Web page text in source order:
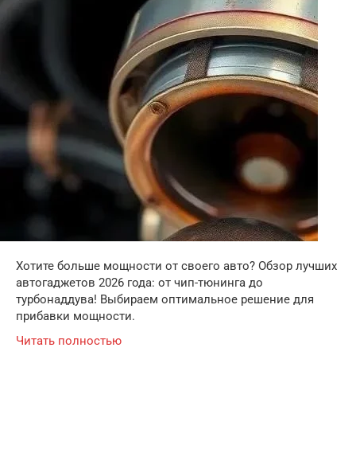
Хотите больше мощности от своего авто? Обзор лучших
автогаджетов 2026 года: от чип-тюнинга до
турбонаддува! Выбираем оптимальное решение для
прибавки мощности.
Читать полностью